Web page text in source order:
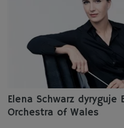
Elena Schwarz dyryguje
Orchestra of Wales